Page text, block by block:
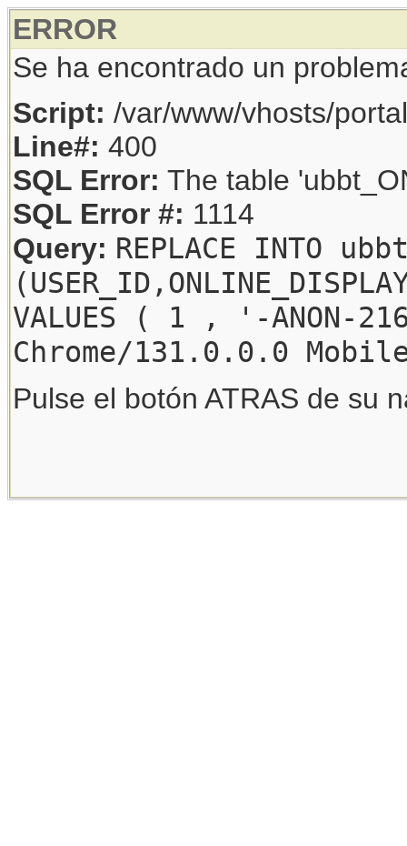
ERROR
Se ha encontrado un
Script: /var/www/vhosts/
Line#: 400
SQL Error: The table
SQL Error #: 1114
Query: REPLACE INTO
VALUES ( 1 , '-
Chrome/131.0.0.0
Pulse el botón ATRAS de su